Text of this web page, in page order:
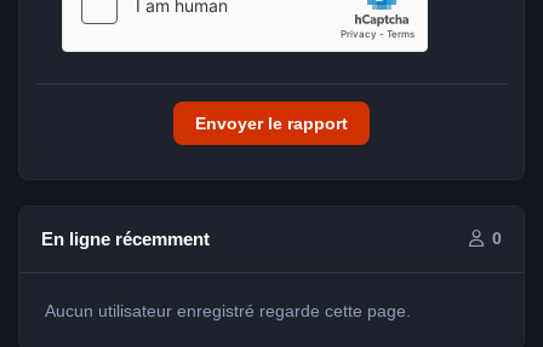
Envoyer le rapport
En ligne récemment 0
Aucun utilisateur enregistré regarde cette page.